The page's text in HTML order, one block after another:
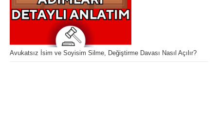
Avukatsız İsim ve Soyisim Silme, Değiştirme Davası Nasıl Açılır?